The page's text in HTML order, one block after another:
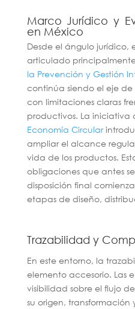
Marco Jurídico y
en México
Desde el ángulo jurídico,
articulado
la Prevención y Gestión
continúa siendo el eje
con limitaciones claras
productivos. La iniciativa
Economía Circular
ampliar el alcance
vida de los productos.
obligaciones que antes
disposición final
etapas de diseño,
Trazabilidad y
En este entorno, la
elemento accesorio. Las
visibilidad sobre el flujo
su origen, transformación